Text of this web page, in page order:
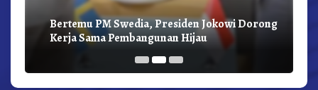
Bertemu PM Swedia, Presiden Jokowi Dorong
Kerja Sama Pembangunan Hijau